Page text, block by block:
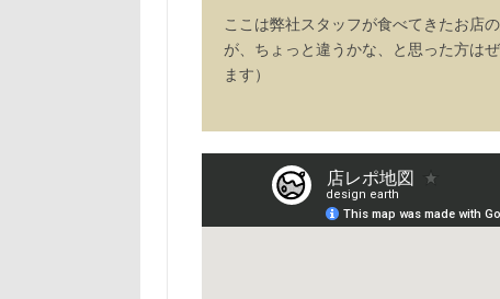
ここは弊社スタッフが食べてきたお店
が、ちょっと違うかな、と思った方は
ます）